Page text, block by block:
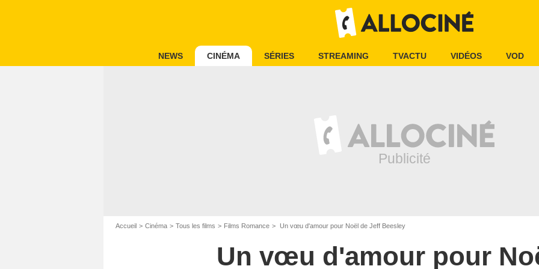
NEWS CINÉMA SÉRIES STREAMING TVACTU VIDÉOS VOD
Accueil Cinéma Tous les films Films Romance Un vœu d'amour pour Noël de Jeff Beesley
Un vœu d'amour pour